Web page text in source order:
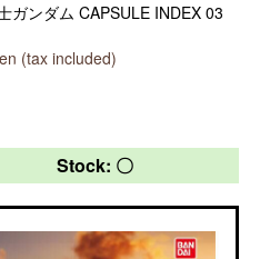
ガンダム CAPSULE INDEX 03
(tax included)
Stock: 〇